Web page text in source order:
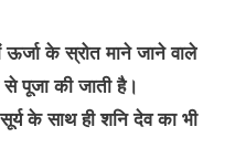
ऊर्जा के स्रोत माने जाने वाले
से पूजा की जाती है।
के साथ ही शनि देव का भी